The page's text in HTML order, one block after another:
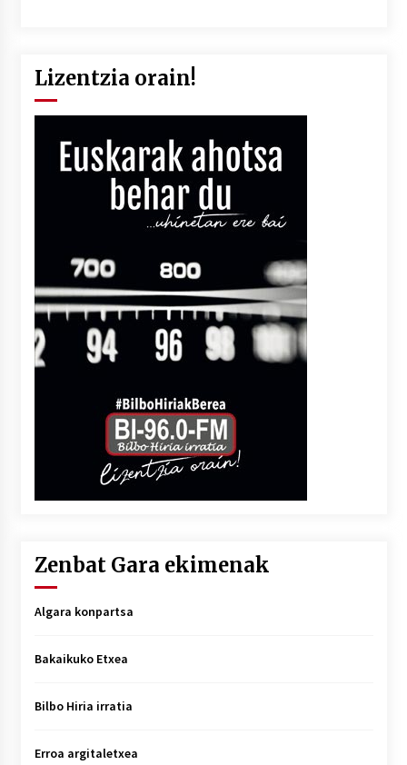
Lizentzia orain!
Zenbat Gara ekimenak
Algara konpartsa
Bakaikuko Etxea
Bilbo Hiria irratia
Erroa argitaletxea